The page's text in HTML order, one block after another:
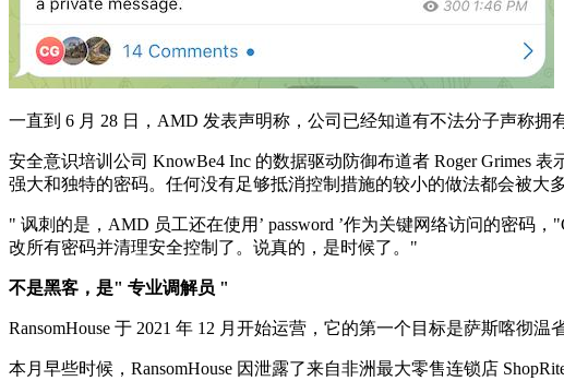
一直到 6 月 28 日，AMD 发表声明称，公司已经知道有不法分子声称拥
安全意识培训公司 KnowBe4 Inc 的数据驱动防御布道者 Roger Grimes
强大和独特的密码。任何没有足够抵消控制措施的较小的做法都会被大
" 讽刺的是，AMD 员工还在使用’ password ’作为关键网络访问的密码
改所有密码并清理安全控制了。说真的，是时候了。"
不是黑客，是" 专业调解员 "
RansomHouse 于 2021 年 12 月开始运营，它的第一个目标是萨斯喀彻温
本月早些时候，RansomHouse 因泄露了来自非洲最大零售连锁店